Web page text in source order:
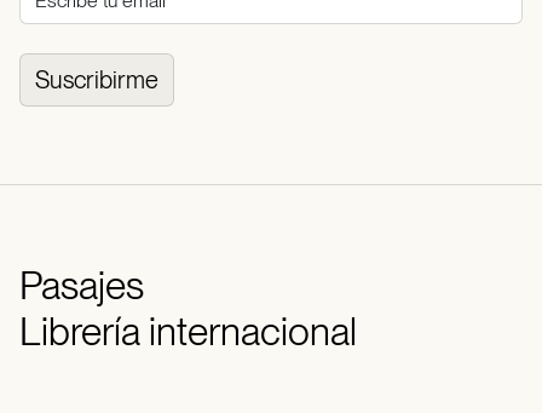
Suscribirme
Pasajes
Librería internacional